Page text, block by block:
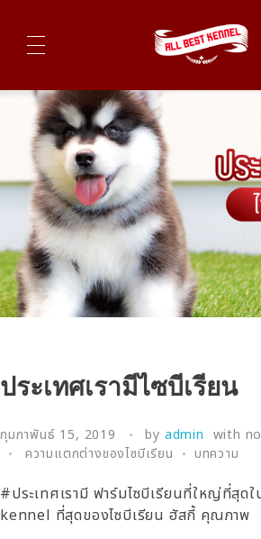
ไซบีเรียนฮัสกี้ ฟาร์มไซบีเรียนที่ดีที่สุดในไทย ติดต่อสอบถาม 0819119104
ประเทศเรามีไซบีเรียน
กุมภาพันธ์ 15, 2019 by admin with
ความแตกต่างของไซบีเรียน
บทความ
#ประเทศเรามี ฟาร์มไซบีเรียนที่ใหญ่ที่สุด
kennel ที่สุดของไซบีเรียน ฮัสกี้ คุณภาพ